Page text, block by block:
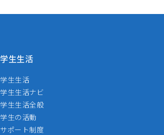
学生生活
学生生活
学生生活ナビ
学生生活全般
学生の活動
サポート制度